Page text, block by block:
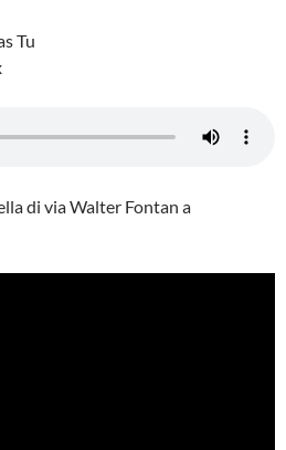
Tu
di via Walter Fontan a